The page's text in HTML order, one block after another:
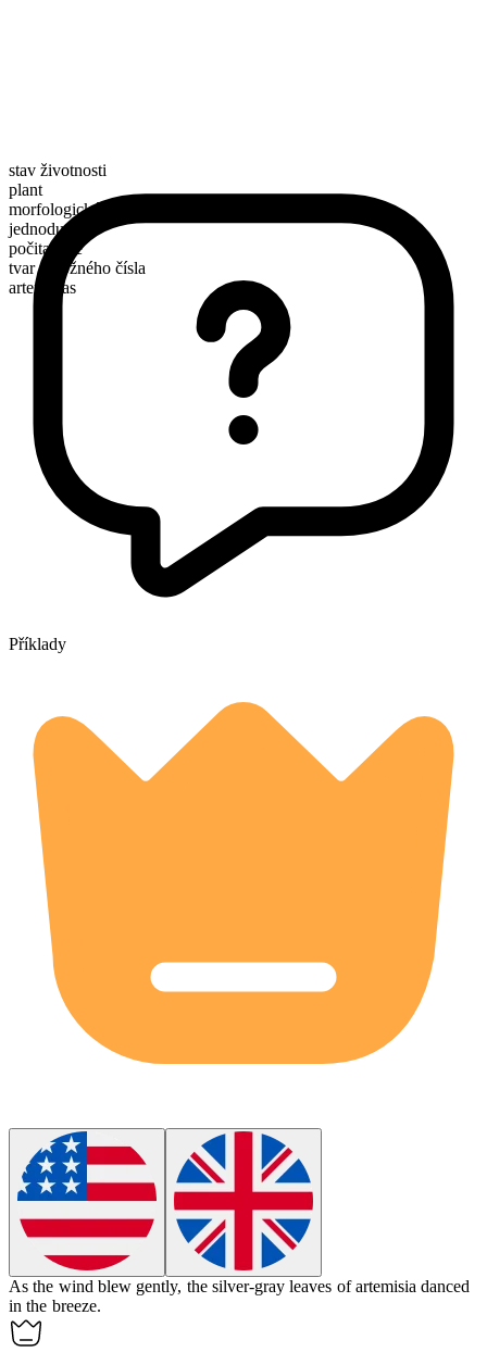
stav životnosti
plant
morfologické složení
jednoduché
počitatelné
tvar množného čísla
artemisias
Příklady
As the wind blew gently, the silver-gray leaves ofartemisia danced
in the breeze.